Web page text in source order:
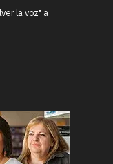
la voz" a